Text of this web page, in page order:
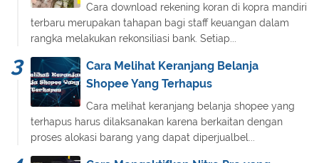
Cara download rekening koran di kopra mandiri
terbaru merupakan tahapan bagi staff keuangan dalam
rangka melakukan rekonsiliasi bank. Setiap...
Cara Melihat Keranjang Belanja
Shopee Yang Terhapus
Cara melihat keranjang belanja shopee yang
terhapus harus dilaksanakan karena berkaitan dengan
proses alokasi barang yang dapat diperjualbel...